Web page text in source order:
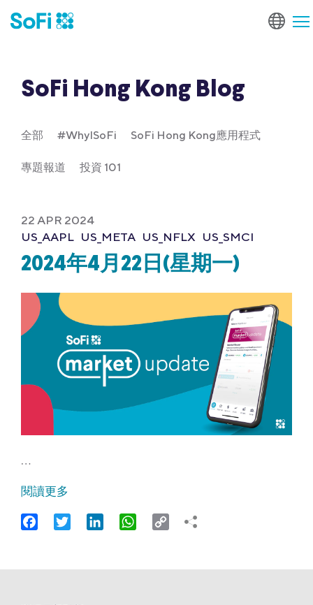
SoFi Hong Kong Blog
全部 #WhyISoFi SoFi Hong Kong應用程式
專題報道 投資 101
22 APR 2024
US_AAPL US_META US_NFLX US_SMCI
2024年4月22日(星期一)
…
閱讀更多
FacebookTwitter LinkedIn WhatsApp
Copy